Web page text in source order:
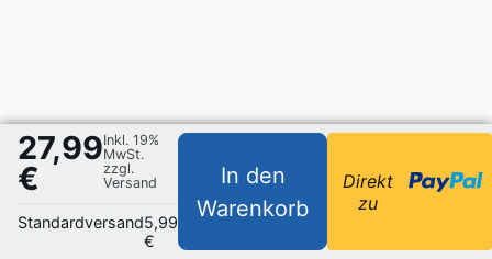
27,99
€
Inkl. 19%
MwSt.
zzgl.
Versand
Standardversand5,99
€
In den
Warenkorb
Direkt
zu